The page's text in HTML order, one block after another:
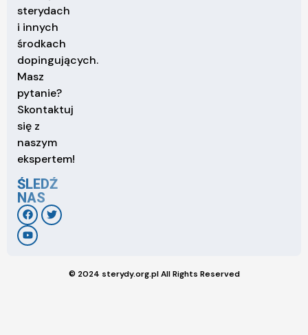
sterydach
i innych
środkach
dopingujących.
Masz
pytanie?
Skontaktuj
się z
naszym
ekspertem!
ŚLEDŹ
NAS
© 2024 sterydy.org.pl All Rights Reserved